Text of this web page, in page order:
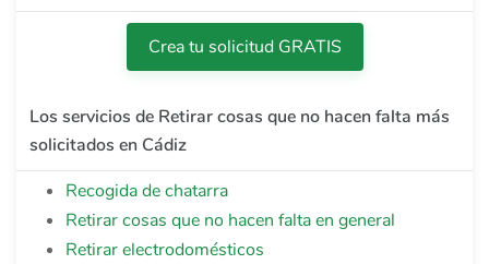
Crea tu solicitud GRATIS
Los servicios de Retirar cosas que no hacen falta más
solicitados en Cádiz
Recogida de chatarra
Retirar cosas que no hacen falta en general
Retirar electrodomésticos